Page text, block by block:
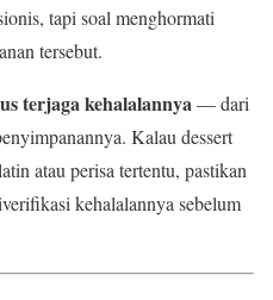
tapi soal menghormati
tersebut.
terjaga kehalalannya— dari
Kalau dessert
atau perisa tertentu, pastikan
kehalalannya sebelum